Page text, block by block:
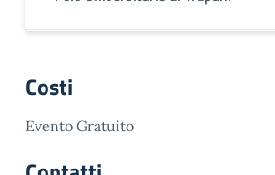
Costi
Evento Gratuito